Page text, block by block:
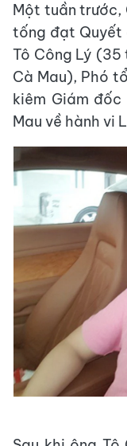
Một tuần trước,
tống đạt Quyết
Tô Công Lý (35
Cà Mau), Phó
kiêm Giám
Mau về hành vi